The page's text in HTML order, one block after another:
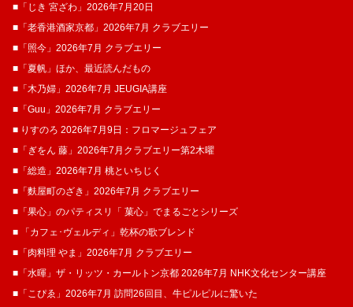
■「じき 宮ざわ」2026年7月20日
■「老香港酒家京都」2026年7月 クラブエリー
■「照今」2026年7月 クラブエリー
■「夏帆」ほか、最近読んだもの
■「木乃婦」2026年7月 JEUGIA講座
■「Guu」2026年7月 クラブエリー
■ りすのろ 2026年7月9日：フロマージュフェア
■「ぎをん 藤」2026年7月クラブエリー第2木曜
■「総造」2026年7月 桃といちじく
■「麩屋町のざき」2026年7月 クラブエリー
■「果心」のパティスリ「 菓​心」でまるごとシリーズ
■ 「カフェ･ヴェルディ」乾杯の歌ブレンド
■「肉料理 やま」2026年7月 クラブエリー
■「水暉」ザ・リッツ・カールトン京都 2026年7月 NHK文化センター講座
■「こぴゑ」2026年7月 訪問26回目、牛ピルピルに驚いた